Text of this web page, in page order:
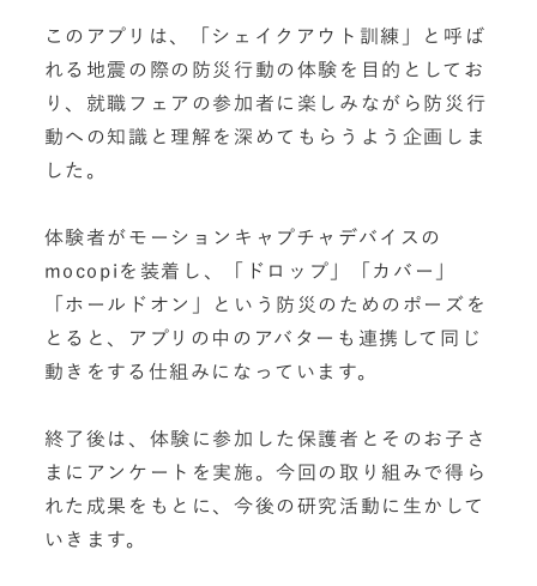
このアプリは、「シェイクアウト訓練」と呼ば
れる地震の際の防災行動の体験を目的としてお
り、就職フェアの参加者に楽しみながら防災行
動への知識と理解を深めてもらうよう企画しま
した。
体験者がモーションキャプチャデバイスの
mocopiを装着し、「ドロップ」「カバー」
「ホールドオン」という防災のためのポーズを
とると、アプリの中のアバターも連携して同じ
動きをする仕組みになっています。
終了後は、体験に参加した保護者とそのお子さ
まにアンケートを実施。今回の取り組みで得ら
れた成果をもとに、今後の研究活動に生かして
いきます。